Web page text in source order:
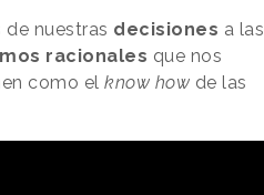
nuestras decisiones a las
racionales que nos
como el know how de las